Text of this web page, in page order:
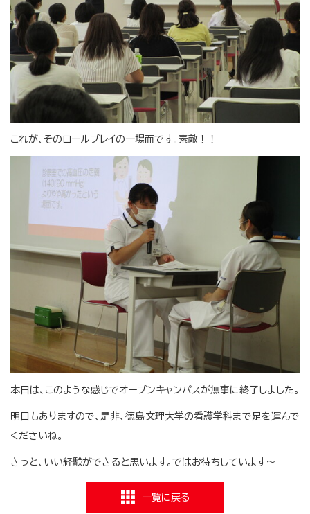
これが、そのロールプレイの一場面です。素敵！！
本日は、このような感じでオープンキャンパスが無事に終了しました。
明日もありますので、是非、徳島文理大学の看護学科まで足を運んで
くださいね。
きっと、いい経験ができると思います。ではお待ちしています～
一覧に戻る